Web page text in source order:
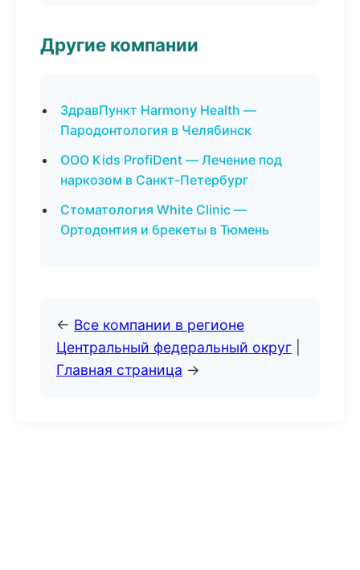
Другие компании
ЗдравПункт Harmony Health —
Пародонтология в Челябинск
ООО Kids ProfiDent — Лечение под
наркозом в Санкт-Петербург
Стоматология White Clinic —
Ортодонтия и брекеты в Тюмень
← Все компании в регионе
Центральный федеральный округ
Главная страница →